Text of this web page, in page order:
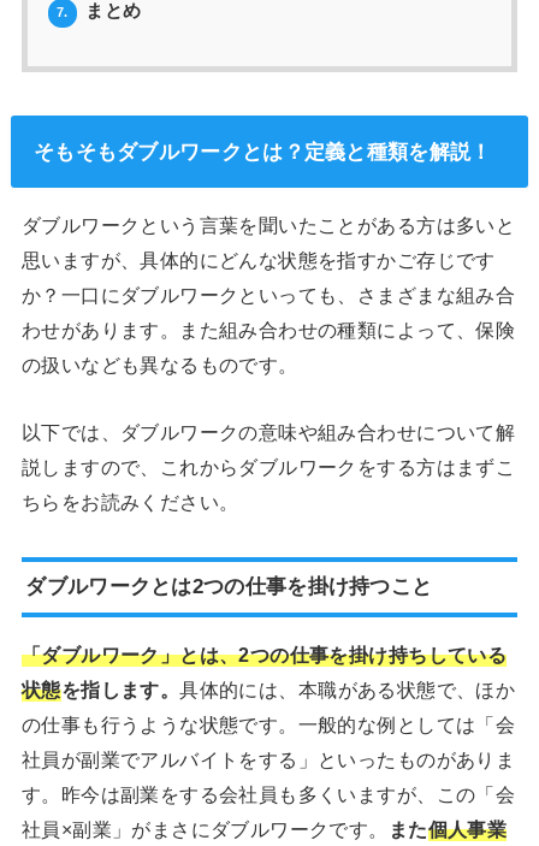
7. まとめ
そもそもダブルワークとは？定義と種類を解説！
ダブルワークという言葉を聞いたことがある方は多いと
思いますが、具体的にどんな状態を指すかご存じです
か？一口にダブルワークといっても、さまざまな組み合
わせがあります。また組み合わせの種類によって、保険
の扱いなども異なるものです。
以下では、ダブルワークの意味や組み合わせについて解
説しますので、これからダブルワークをする方はまずこ
ちらをお読みください。
ダブルワークとは2つの仕事を掛け持つこと
「ダブルワーク」とは、2つの仕事を掛け持ちしている
状態を指します。具体的には、本職がある状態で、ほか
の仕事も行うような状態です。一般的な例としては「会
社員が副業でアルバイトをする」といったものがありま
す。昨今は副業をする会社員も多くいますが、この「会
社員×副業」がまさにダブルワークです。
また個人事業